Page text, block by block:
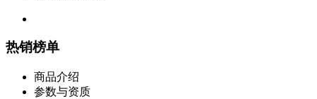
热销榜单
商品介绍
参数与资质